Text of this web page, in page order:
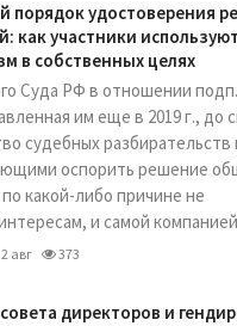
порядок удостоверения
как участники используют
в собственных целях
Суда РФ в отношении подп.
им еще в 2019 г., до
судебных
оспорить решение
какой-либо причине не
и самой
2 авг 373
директоров и